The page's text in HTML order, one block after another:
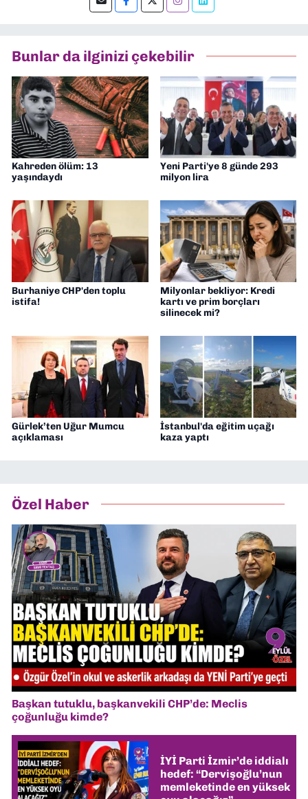
Bunlar da ilginizi çekebilir
Kahreden ölüm: 13
yaşındaydı
Yeni Parti'ye 8 günde 293
milyon lira
Burhaniye CHP'den toplu
istifa!
Milyonlar bekliyor: Kredi
kartı ve prim borçları
silinecek mi?
Gürlek’ten Uğur Mumcu
açıklaması
İstanbul'da eğitim uçağı
kaza yaptı
Özel Haber
Başkan tutuklu, başkanvekili CHP’de: Meclis
çoğunluğu kimde?
İYİ Parti İzmir’de iddialı
hedef: “Dervişoğlu’nun
memleketinde en yüksek